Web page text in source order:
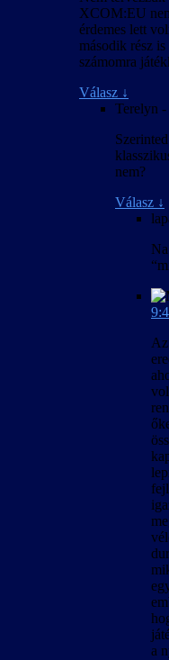
XCOM:EU
érdemes lett
második rész
számomra
Válasz ↓
Terelyn -
nem?
Válasz ↓
a